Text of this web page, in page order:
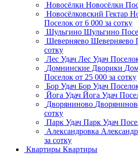
Новосёлки Новосёлки
Новосёлковский Гектар
Поселок от 6 000 за сотку
Шульгино Шульгино
Шеверняево Шеверняево
сотку
Лес Удач Лес Удач
Домнинские Дворики
Поселок от 25 000 за сотку
Бор Удач Бор Удач
Йога Удач Йога Удач
Дворяниново
сотку
Парк Удач Парк Удач
Александровка
за сотку
Квартиры Квартиры